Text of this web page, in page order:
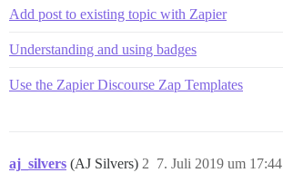
Add post to existing topic with Zapier
Understanding and using badges
Use the Zapier Discourse Zap Templates
aj_silvers (AJ Silvers) 7. Juli 2019 um 17:44
2